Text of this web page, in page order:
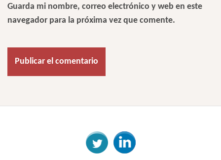
Guarda mi nombre, correo electrónico y web en este
navegador para la próxima vez que comente.